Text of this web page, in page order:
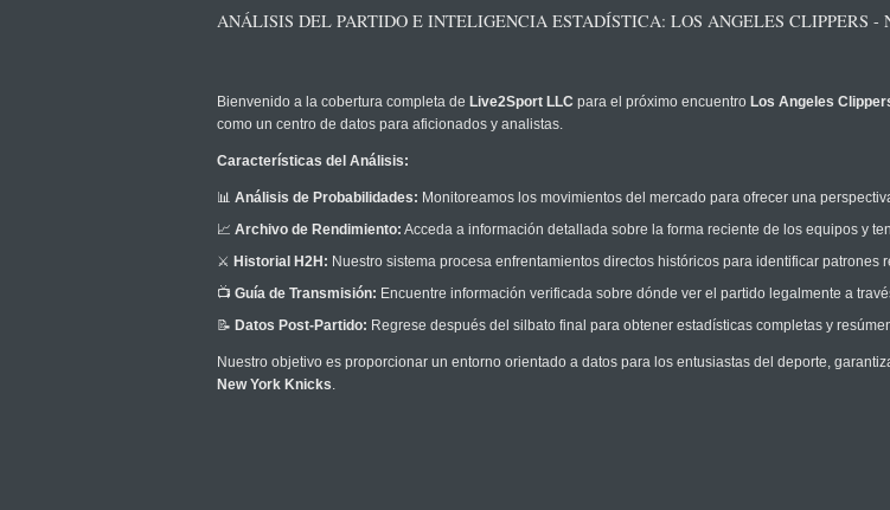
ANÁLISIS DEL PARTIDO E INTELIGENCIA ESTADÍSTICA: LOS ANGELES CLIPPERS -
Bienvenido a la cobertura completa de Live2Sport LLC para el próximo encuentro Los Angeles
como un centro de datos para aficionados y analistas.
Características del Análisis:
📊 Análisis de Probabilidades: Monitoreamos los movimientos del mercado para ofrecer una
📈 Archivo de Rendimiento: Acceda a información detallada sobre la forma reciente de los equipos y
⚔️ Historial H2H: Nuestro sistema procesa enfrentamientos directos históricos para identificar patrones
📺 Guía de Transmisión: Encuentre información verificada sobre dónde ver el partido legalmente a
📝 Datos Post-Partido: Regrese después del silbato final para obtener estadísticas completas y
Nuestro objetivo es proporcionar un entorno orientado a datos para los entusiastas del deporte,
New York Knicks.